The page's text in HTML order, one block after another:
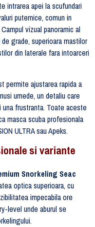
intrarea apei la scufundari
puternice, comun in
vizual panoramic al
grade, superioara mastilor
din laterale fara intoarceri
permite ajustarea rapida a
umede, un detaliu care
frustranta. Toate aceste
masca scuba profesionala
ULTRA sau Apeks.
si variante
Snorkeling Seac
optica superioara, cu
impecabila ore
level unde aburul se